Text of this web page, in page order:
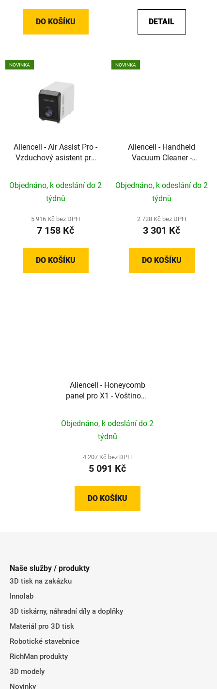
DO KOŠÍKU DETAIL
NOVINKA
Aliencell - Air Assist Pro -
Vzduchový asistent pro
Objednáno, k odeslání do 2
týdnů
5 916 Kč bez DPH
7 158 Kč
DO KOŠÍKU
NOVINKA
Aliencell - Handheld
Vacuum Cleaner -
pracovní plochu
Aliencell X1
Objednáno, k odeslání do 2
týdnů
2 728 Kč bez DPH
3 301 Kč
DO KOŠÍKU
Aliencell - Honeycomb
panel pro X1 - Voštinová
gravírování
Objednáno, k odeslání do 2
týdnů
4 207 Kč bez DPH
5 091 Kč
DO KOŠÍKU
Naše služby / produkty
3D tisk na zakázku
Innolab
3D tiskárny, náhradní díly a doplňky
Materiál pro 3D tisk
Robotické stavebnice
RichMan produkty
3D modely
Novinky